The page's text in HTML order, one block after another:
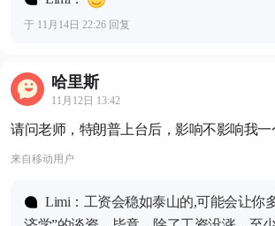
于 11月14日 22:26 回复
哈里斯
11月12日 13:42
请问老师，特朗普上台后，影响不影响我一
来自移动用户
Limi：工资会稳如泰山的,可能会让你